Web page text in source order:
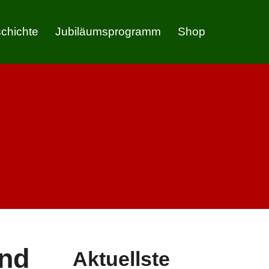
Jubiläumsprogramm Shop
Aktuellste